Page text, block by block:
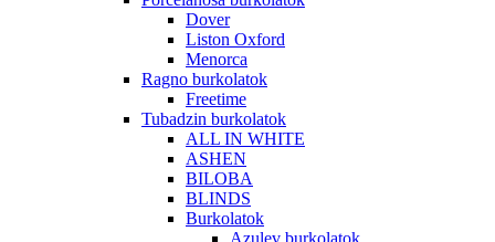
Dover
Liston Oxford
Menorca
Ragno burkolatok
Freetime
Tubadzin burkolatok
ALL IN WHITE
ASHEN
BILOBA
BLINDS
Burkolatok
Azulev burkolatok